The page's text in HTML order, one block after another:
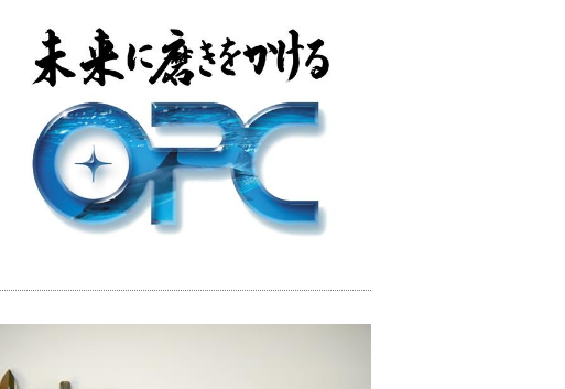
穴あけ加工・タップ加工 表面処理 その他表面加工